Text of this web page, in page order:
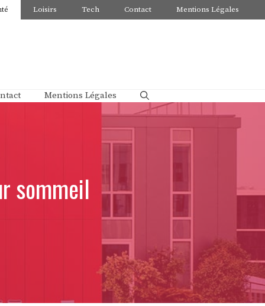
Loisirs Tech Contact Mentions Légales
Mentions Légales
sommeil